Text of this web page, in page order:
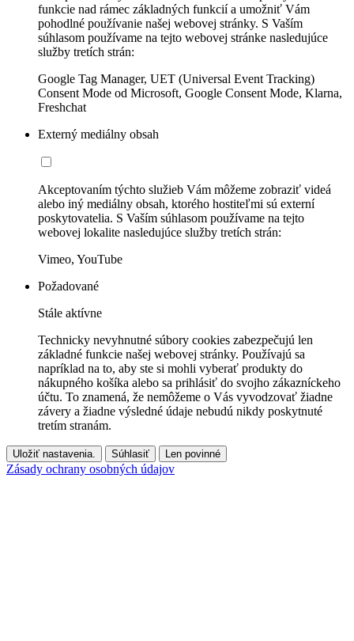
funkcie nad rámec základných funkcií a umožniť Vám
pohodlné používanie našej webovej stránky. S Vaším
súhlasom používame na tejto webovej stránke nasledujúce
služby tretích strán:
Google Tag Manager, UET (Universal Event Tracking)
Consent Mode od Microsoft, Google Consent Mode, Klarna,
Freshchat
Externý mediálny obsah
Akceptovaním týchto služieb Vám môžeme zobraziť videá
alebo iný mediálny obsah, ktorého hostiteľmi sú externí
poskytovatelia. S Vaším súhlasom používame na tejto
webovej lokalite nasledujúce služby tretích strán:
Vimeo, YouTube
Požadované
Stále aktívne
Technicky nevyhnutné súbory cookies zabezpečujú len
základné funkcie našej webovej stránky. Používajú sa
napríklad na to, aby ste si mohli vyberať produkty do
nákupného košíka alebo sa prihlásiť do svojho zákazníckeho
účtu. To znamená, že nemôžeme o Vás vyvodzovať žiadne
závery a žiadne výsledné údaje nebudú nikdy poskytnuté
tretím stranám.
Uložiť nastavenia. Súhlasiť Len povinné
Zásady ochrany osobných údajov